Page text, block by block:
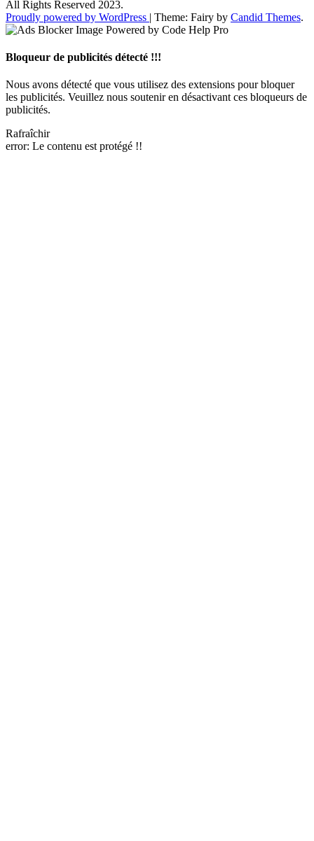
All Rights Reserved 2023.
Proudly powered by WordPress | Theme: Fairy by Candid Themes.
Bloqueur de publicités détecté !!!
Nous avons détecté que vous utilisez des extensions pour bloquer
les publicités. Veuillez nous soutenir en désactivant ces bloqueurs de
publicités.
Rafraîchir
error: Le contenu est protégé !!